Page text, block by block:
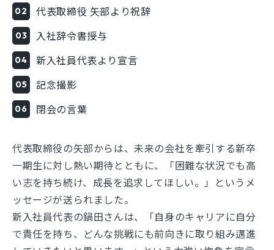
代表取締役 矢部より祝辞
入社辞令書授与
新入社員代表より宣言
記念撮影
閉会の言葉
代表取締役の矢部からは、未来の会社を牽引する新卒
一期生に対し熱い期待とともに、「困難な状況でも高
い志を持ち続け、成長を追求してほしい。」というメ
ッセージが送られました。
新入社員代表の鍋田さんは、「自身のキャリアに自分
で責任を持ち、どんな挑戦にも前向きに取り組み邁進